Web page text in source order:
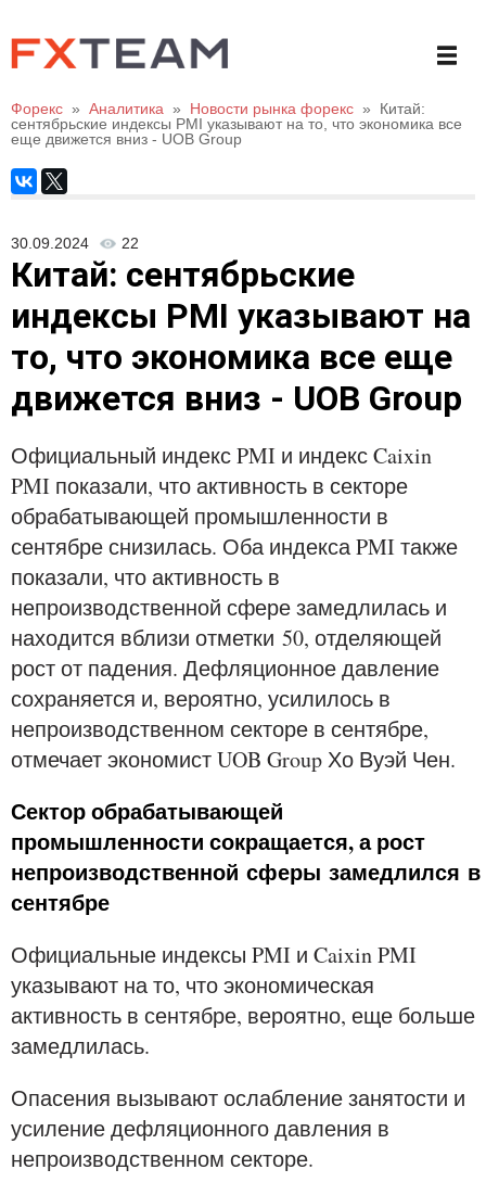
Форекс » Аналитика » Новости рынка форекс »
Китай:
сентябрьские индексы PMI указывают на то, что экономика все
еще движется вниз - UOB Group
30.09.2024 22
Китай: сентябрьские
индексы PMI указывают на
то, что экономика все еще
движется вниз - UOB Group
Официальный индекс PMI и индекс Caixin
PMI показали, что активность в секторе
обрабатывающей промышленности в
сентябре снизилась. Оба индекса PMI также
показали, что активность в
непроизводственной сфере замедлилась и
находится вблизи отметки 50, отделяющей
рост от падения. Дефляционное давление
сохраняется и, вероятно, усилилось в
непроизводственном секторе в сентябре,
отмечает экономист UOB Group Хо Вуэй Чен.
Сектор обрабатывающей
промышленности сокращается, а рост
непроизводственной сферы замедлился в
сентябре
Официальные индексы PMI и Caixin PMI
указывают на то, что экономическая
активность в сентябре, вероятно, еще больше
замедлилась.
Опасения вызывают ослабление занятости и
усиление дефляционного давления в
непроизводственном секторе.